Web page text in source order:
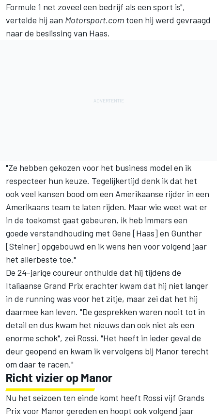
Formule 1 net zoveel een bedrijf als een sport is",
vertelde hij aan Motorsport.com toen hij werd gevraagd
naar de beslissing van Haas.
"Ze hebben gekozen voor het business model en ik
respecteer hun keuze. Tegelijkertijd denk ik dat het
ook veel kansen bood om een Amerikaanse rijder in een
Amerikaans team te laten rijden. Maar wie weet wat er
in de toekomst gaat gebeuren, ik heb immers een
goede verstandhouding met Gene [Haas] en Gunther
[Steiner] opgebouwd en ik wens hen voor volgend jaar
het allerbeste toe."
De 24-jarige coureur onthulde dat hij tijdens de
Italiaanse Grand Prix erachter kwam dat hij niet langer
in de running was voor het zitje, maar zei dat het hij
daarmee kan leven. "De gesprekken waren nooit tot in
detail en dus kwam het nieuws dan ook niet als een
enorme schok", zei Rossi. "Het heeft in ieder geval de
deur geopend en kwam ik vervolgens bij Manor terecht
om daar te racen."
Richt vizier op Manor
Nu het seizoen ten einde komt heeft Rossi vijf Grands
Prix voor Manor gereden en hoopt ook volgend jaar